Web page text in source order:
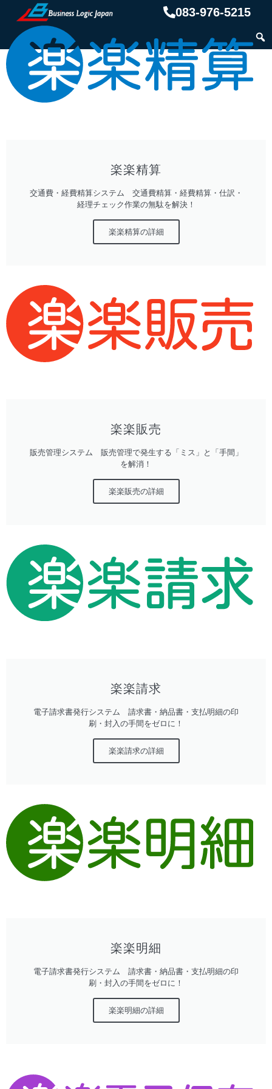
083-976-5215
楽楽精算
交通費・経費精算システム 交通費精算・経費精算・仕訳・
経理チェック作業の無駄を解決！
楽楽精算の詳細
楽楽販売
販売管理システム 販売管理で発生する「ミス」と「手間」
を解消！
楽楽販売の詳細
楽楽請求
電子請求書発行システム 請求書・納品書・支払明細の印
刷・封入の手間をゼロに！
楽楽請求の詳細
楽楽明細
電子請求書発行システム 請求書・納品書・支払明細の印
刷・封入の手間をゼロに！
楽楽明細の詳細